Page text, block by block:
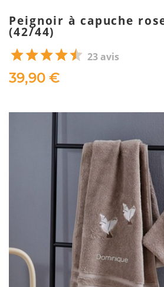
Peignoir à capuche
(42/44)
23 avis
39,90 €